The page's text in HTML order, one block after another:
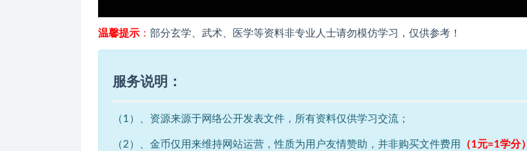
温馨提示 ： 部分玄学、武术、医学等资料非专业人士请勿模仿学习，仅供参考！
服务说明：
（1）、资源来源于网络公开发表文件，所有资料仅供学习交流；
（2）、金币仅用来维持网站运营，性质为用户友情赞助，并非购买文件费用 （1元=1学分）